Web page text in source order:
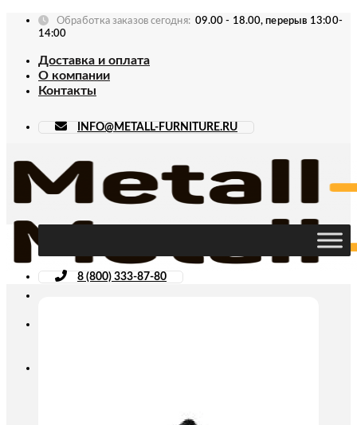
Skip
Обработка заказов сегодня: 09.00 - 18.00, перерыв 13:00-
14:00
Доставка и оплата
О компании
Контакты
INFO@METALL-FURNITURE.RU
8 (800) 333-87-80